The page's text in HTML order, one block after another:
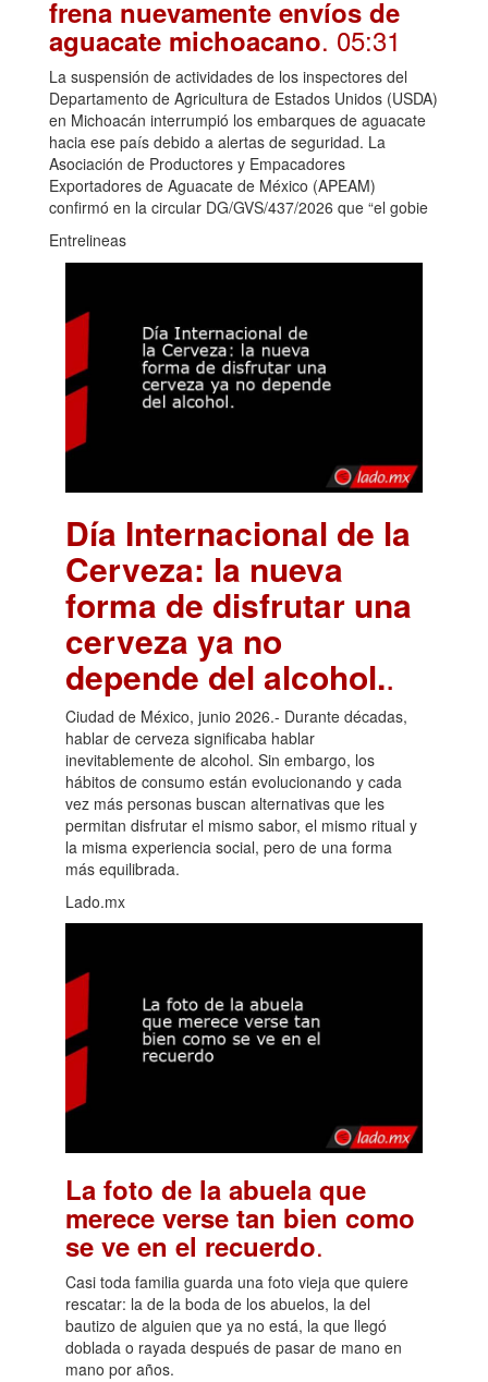
frena nuevamente envíos de
aguacate michoacano. 05:31
La suspensión de actividades de los inspectores del
Departamento de Agricultura de Estados Unidos (USDA)
en Michoacán interrumpió los embarques de aguacate
hacia ese país debido a alertas de seguridad. La
Asociación de Productores y Empacadores
Exportadores de Aguacate de México (APEAM)
confirmó en la circular DG/GVS/437/2026 que “el gobie
Entrelineas
Día Internacional de la
Cerveza: la nueva
forma de disfrutar una
cerveza ya no
depende del alcohol..
Ciudad de México, junio 2026.- Durante décadas,
hablar de cerveza significaba hablar
inevitablemente de alcohol. Sin embargo, los
hábitos de consumo están evolucionando y cada
vez más personas buscan alternativas que les
permitan disfrutar el mismo sabor, el mismo ritual y
la misma experiencia social, pero de una forma
más equilibrada.
Lado.mx
La foto de la abuela que
merece verse tan bien como
se ve en el recuerdo.
Casi toda familia guarda una foto vieja que quiere
rescatar: la de la boda de los abuelos, la del
bautizo de alguien que ya no está, la que llegó
doblada o rayada después de pasar de mano en
mano por años.